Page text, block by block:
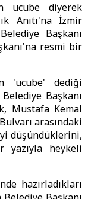
ucube diyerek
Anıtı'na İzmir
Başkanı
resmi bir
'ucube' dediği
Başkanı
Mustafa Kemal
arasındaki
düşündüklerini,
yazıyla heykeli
hazırladıkları